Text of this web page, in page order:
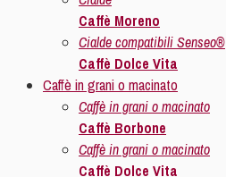
Caffè Moreno
Cialde compatibili Senseo®
Caffè Dolce Vita
Caffè in grani o macinato
Caffè in grani o macinato
Caffè Borbone
Caffè in grani o macinato
Caffè Dolce Vita